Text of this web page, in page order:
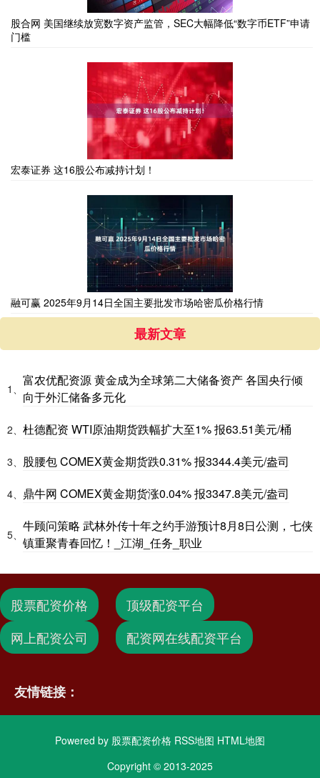
股合网 美国继续放宽数字资产监管，SEC大幅降低“数字币ETF”申请
门槛
宏泰证券 这16股公布减持计划！
融可赢 2025年9月14日全国主要批发市场哈密瓜价格行情
最新文章
1、
富农优配资源 黄金成为全球第二大储备资产 各国央行倾
向于外汇储备多元化
2、 杜德配资 WTI原油期货跌幅扩大至1% 报63.51美元/桶
3、 股腰包 COMEX黄金期货跌0.31% 报3344.4美元/盎司
4、 鼎牛网 COMEX黄金期货涨0.04% 报3347.8美元/盎司
5、
牛顾问策略 武林外传十年之约手游预计8月8日公测，七侠
镇重聚青春回忆！_江湖_任务_职业
股票配资价格
顶级配资平台
网上配资公司
配资网在线配资平台
友情链接：
Powered by 股票配资价格 RSS地图 HTML地图
Copyright © 2013-2025